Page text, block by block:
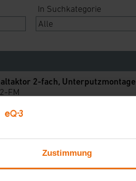
Zustimmung
In Suchkategorie
2-fach, Unterputzmontage
FM
2-fach, Unterputzmontage
FM